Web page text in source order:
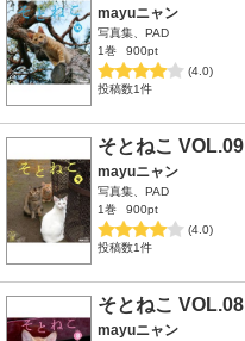
mayuニャン
写真集、PAD
1巻
900pt
(4.0)
投稿数1件
そとねこ VOL.09
mayuニャン
写真集、PAD
1巻
900pt
(4.0)
投稿数1件
そとねこ VOL.08
mayuニャン